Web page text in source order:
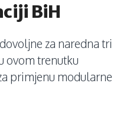
BiH
za naredna tri
ovom trenutku
primjenu modularne